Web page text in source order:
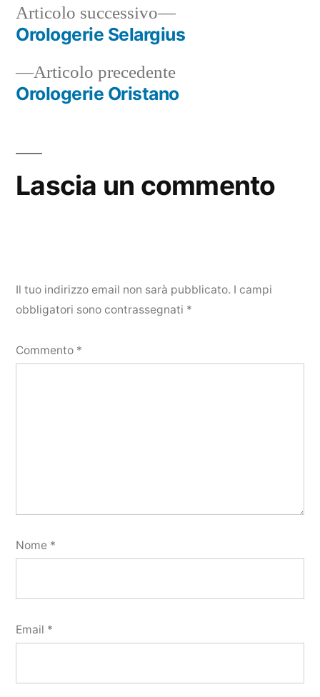
Navigazione
articoli
Articolo precedenteArticolo
precedente:
Orologerie Oristano
Articolo successivo
Articolo
successivo:
Orologerie Selargius
Lascia un commento
Il tuo indirizzo email non sarà pubblicato. I campi
obbligatori sono contrassegnati *
Commento *
Nome *
Email *